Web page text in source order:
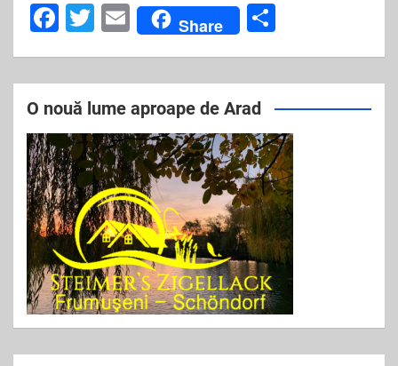
F
c
e
b
o
o
k
T
tt
er
E
m
ai
l
Share
ar
e
O nouă lume aproape de Arad